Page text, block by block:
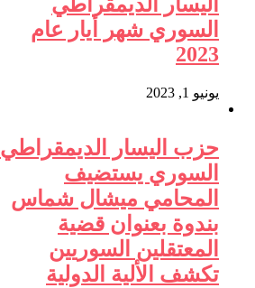
السوري شهر أيار عام
2023
يونيو 1, 2023
حزب اليسار الديمقراطي
السوري يستضيف
المحامي ميشال شماس
بندوة بعنوان قضية
المعتقلين السوريين
تكشف الألية الدولية